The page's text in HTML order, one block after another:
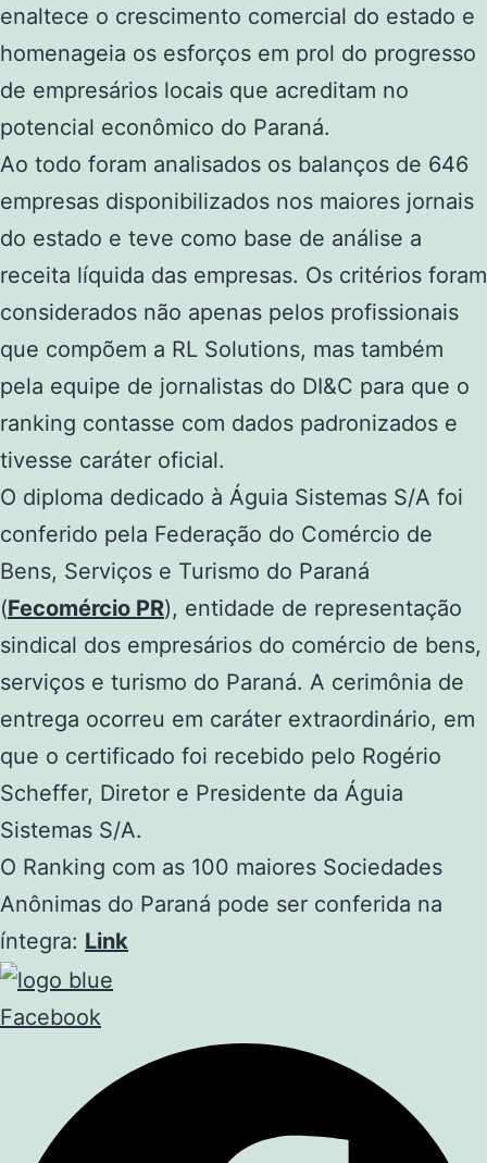
enaltece o crescimento comercial do estado e
homenageia os esforços em prol do progresso
de empresários locais que acreditam no
potencial econômico do Paraná.
Ao todo foram analisados os balanços de 646
empresas disponibilizados nos maiores jornais
do estado e teve como base de análise a
receita líquida das empresas. Os critérios foram
considerados não apenas pelos profissionais
que compõem a RL Solutions, mas também
pela equipe de jornalistas do DI&C para que o
ranking contasse com dados padronizados e
tivesse caráter oficial.
O diploma dedicado à Águia Sistemas S/A foi
conferido pela Federação do Comércio de
Bens, Serviços e Turismo do Paraná
(Fecomércio PR), entidade de representação
sindical dos empresários do comércio de bens,
serviços e turismo do Paraná. A cerimônia de
entrega ocorreu em caráter extraordinário, em
que o certificado foi recebido pelo Rogério
Scheffer, Diretor e Presidente da Águia
Sistemas S/A.
O Ranking com as 100 maiores Sociedades
Anônimas do Paraná pode ser conferida na
íntegra: Link
Facebook